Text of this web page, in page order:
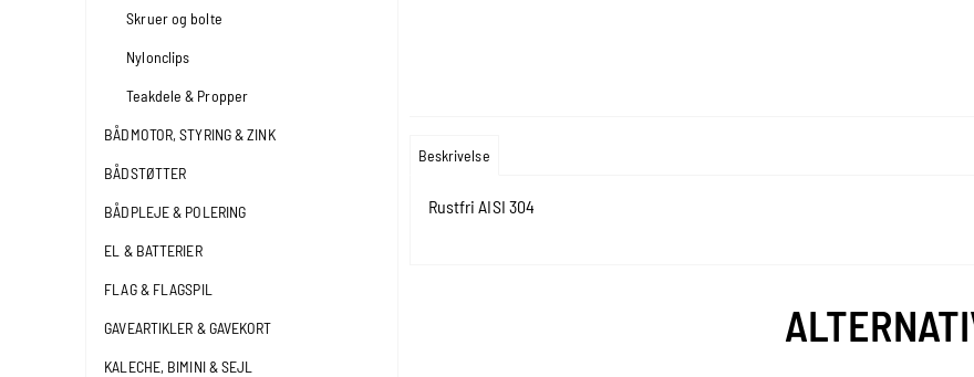
Skruer og bolte
Nylonclips
Teakdele & Propper
BÅDMOTOR, STYRING & ZINK
BÅDSTØTTER
BÅDPLEJE & POLERING
EL & BATTERIER
FLAG & FLAGSPIL
GAVEARTIKLER & GAVEKORT
KALECHE, BIMINI & SEJL
Beskrivelse
Rustfri AISI 304